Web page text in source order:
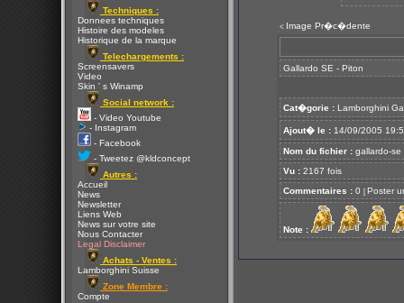
Techniques :
Donnees techniques
Histoire des modeles
Historique de la marque
Telechargements :
Screensavers
Video
Skin ' s Winamp
Social network :
- Video Youtube
- Instagram
- Facebook
- Tweetez @kldconcept
Autres :
Accueil
News
Newsletter
Liens Web
News sur votre site
Nous Contacter
Legal Disclaimer
Achats - Ventes :
Lamborghini Suisse
Zone Membre :
Compte
< Image Pr�c�dente
Gallardo SE - Piton
Cat�gorie : Lamborghini
Ajout� le : 14/09/2005
Nom du fichier : gallardo-se
Vu : 2167 fois
Commentaires : 0 [ Poster
Note :